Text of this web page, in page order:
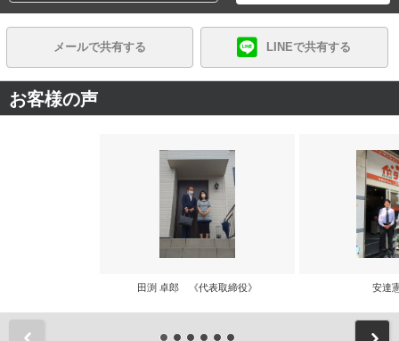
メールで共有する LINEで共有する
お客様の声
田渕 卓郎 《代表取締役》 安達